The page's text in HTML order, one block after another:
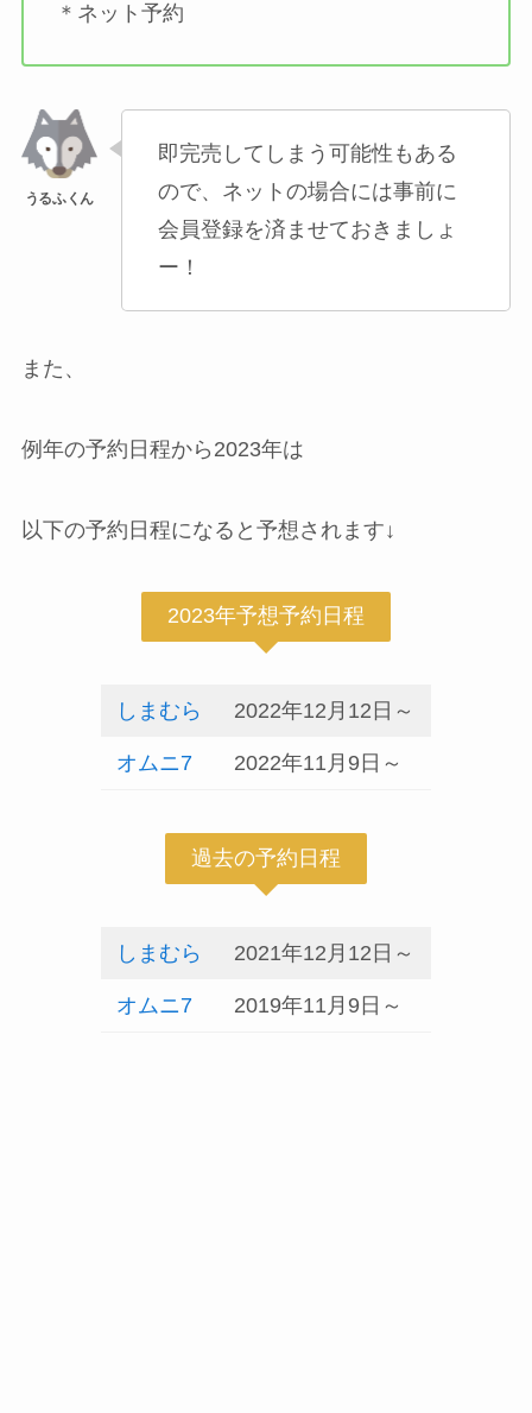
＊ネット予約
即完売してしまう可能性もある
ので、ネットの場合には事前に
会員登録を済ませておきましょ
ー！
また、
例年の予約日程から2023年は
以下の予約日程になると予想されます↓
2023年予想予約日程
しまむら 2022年12月12日～
オムニ7 2022年11月9日～
過去の予約日程
しまむら 2021年12月12日～
オムニ7 2019年11月9日～